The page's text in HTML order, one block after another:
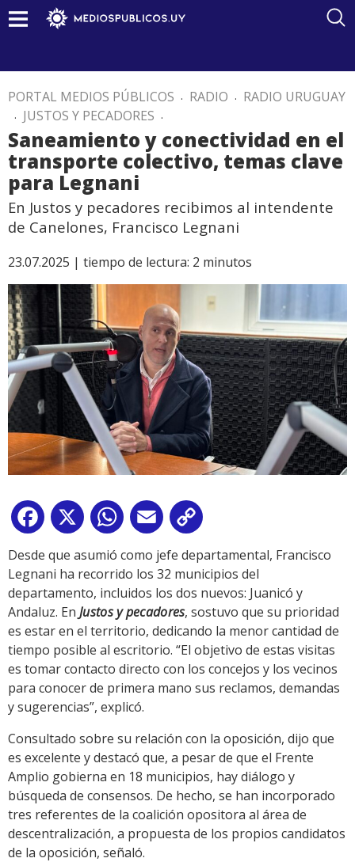
PORTAL MEDIOS PÚBLICOS . RADIO . RADIO URUGUAY
. JUSTOS Y PECADORES .
Saneamiento y conectividad en el
transporte colectivo, temas clave
para Legnani
En Justos y pecadores recibimos al intendente
de Canelones, Francisco Legnani
23.07.2025 | tiempo de lectura: 2 minutos
Facebook
X WhatsApp
Email
Link
Desde que asumió como jefe departamental, Francisco
Legnani ha recorrido los 32 municipios del
departamento, incluidos los dos nuevos: Juanicó y
Andaluz. En Justos y pecadores, sostuvo que su prioridad
es estar en el territorio, dedicando la menor cantidad de
tiempo posible al escritorio. “El objetivo de estas visitas
es tomar contacto directo con los concejos y los vecinos
para conocer de primera mano sus reclamos, demandas
y sugerencias”, explicó.
Consultado sobre su relación con la oposición, dijo que
es excelente y destacó que, a pesar de que el Frente
Amplio gobierna en 18 municipios, hay diálogo y
búsqueda de consensos. De hecho, se han incorporado
tres referentes de la coalición opositora al área de
descentralización, a propuesta de los propios candidatos
de la oposición, señaló.